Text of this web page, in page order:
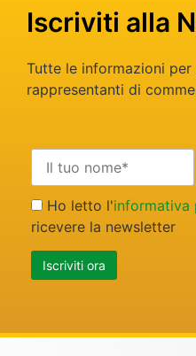
Iscriviti alla
Tutte le informazioni
rappresentanti di
Ho letto l'informativa
ricevere la newsletter